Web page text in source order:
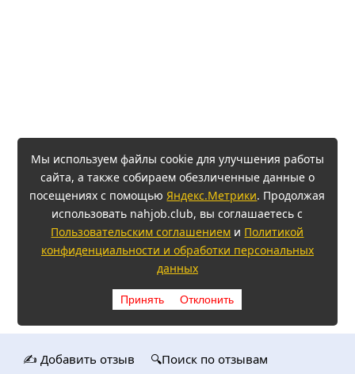
Мы используем файлы cookie для улучшения работы
сайта, а также собираем обезличенные данные о
посещениях с помощью Яндекс.Метрики. Продолжая
использовать nahjob.club, вы соглашаетесь с
Пользовательским соглашением и Политикой
конфиденциальности и обработки персональных
данных
Принять Отклонить
✍️ Добавить отзыв 🔍Поиск по отзывам